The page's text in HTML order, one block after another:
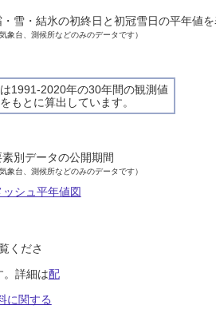
・雪・結氷の初終日と初冠雪日の平年値
気象台、測候所などのみのデータです）
1991-2020年の30年間の観測値
もとに算出しています。
素別データの公開期間
気象台、測候所などのみのデータです）
ッシュ平年値図
くださ
。詳細は配
に関する